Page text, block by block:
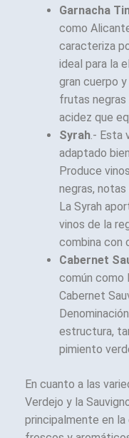
Garnacha
como
caracteriza
ideal para la
gran cuerpo
frutas negras
acidez que
Syrah.- Esta
adaptado
Produce
negras,
La Syrah
vinos de la
combina con
Cabernet
común como
Cabernet
estructura,
pimiento
En cuanto a las
Verdejo y la
principalmente en